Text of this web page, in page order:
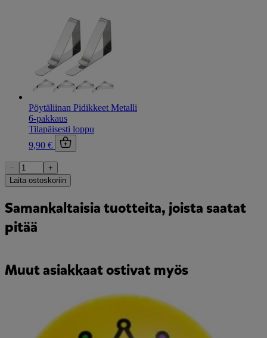
Pöytäliinan Pidikkeet Metalli
6-pakkaus
Tilapäisesti loppu
9,90 €
−
+
Laita ostoskoriin
Samankaltaisia tuotteita, joista saatat
pitää
Muut asiakkaat ostivat myös